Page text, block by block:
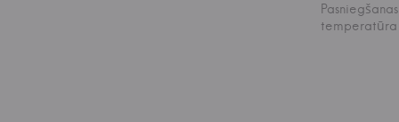
Pasniegšanas
temperatūra